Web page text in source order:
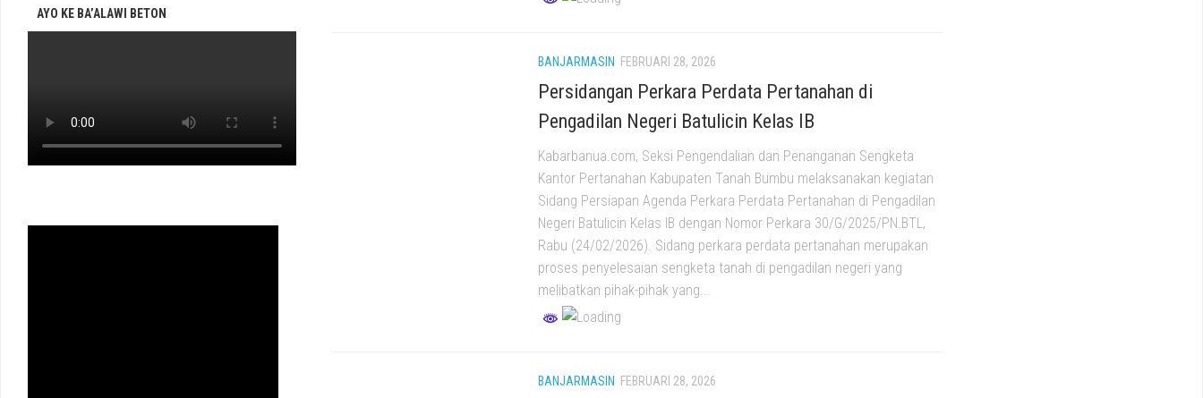
BANJARMASIN FEBRUARI 28, 2026
Persidangan Perkara Perdata Pertanahan di
Pengadilan Negeri Batulicin Kelas IB
Kabarbanua.com, Seksi Pengendalian dan Penanganan Sengketa
Kantor Pertanahan Kabupaten Tanah Bumbu melaksanakan kegiatan
Sidang Persiapan Agenda Perkara Perdata Pertanahan di Pengadilan
Negeri Batulicin Kelas IB dengan Nomor Perkara 30/G/2025/PN.BTL,
Rabu (24/02/2026). Sidang perkara perdata pertanahan merupakan
proses penyelesaian sengketa tanah di pengadilan negeri yang
melibatkan pihak-pihak yang...
BANJARMASIN FEBRUARI 28, 2026
AYO KE BA’ALAWI BETON